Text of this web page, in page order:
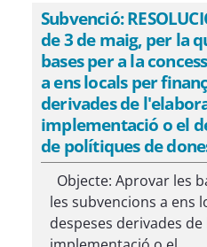
Subvenció:
de 3 de maig, per la
bases per a la
a ens locals per
derivades de
implementació o el
de polítiques de
Objecte: Aprovar les
les subvencions a ens
despeses derivades